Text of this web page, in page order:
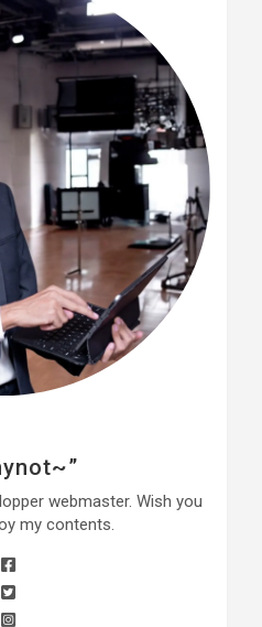
webmaster. Wish you
my contents.